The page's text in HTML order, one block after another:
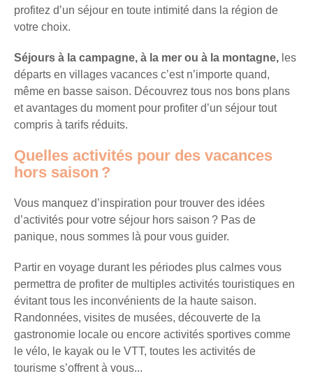
profitez d’un séjour en toute intimité dans la région de
votre choix.
Séjours à la campagne, à la mer ou à la montagne, les
départs en villages vacances c’est n’importe quand,
même en basse saison. Découvrez tous nos bons plans
et avantages du moment pour profiter d’un séjour tout
compris à tarifs réduits.
Quelles activités pour des vacances
hors saison ?
Vous manquez d’inspiration pour trouver des idées
d’activités pour votre séjour hors saison ? Pas de
panique, nous sommes là pour vous guider.
Partir en voyage durant les périodes plus calmes vous
permettra de profiter de multiples activités touristiques en
évitant tous les inconvénients de la haute saison.
Randonnées, visites de musées, découverte de la
gastronomie locale ou encore activités sportives comme
le vélo, le kayak ou le VTT, toutes les activités de
tourisme s’offrent à vous...
d’un
clic
Recevez
tous
15
jours,
dans
votre
boîte
toutes
les
nouveautés,
bons
plans,
promos,
idées